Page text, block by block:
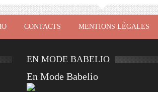
CONTACTS MENTIONS LÉGALES
EN MODE BABELIO
En Mode Babelio